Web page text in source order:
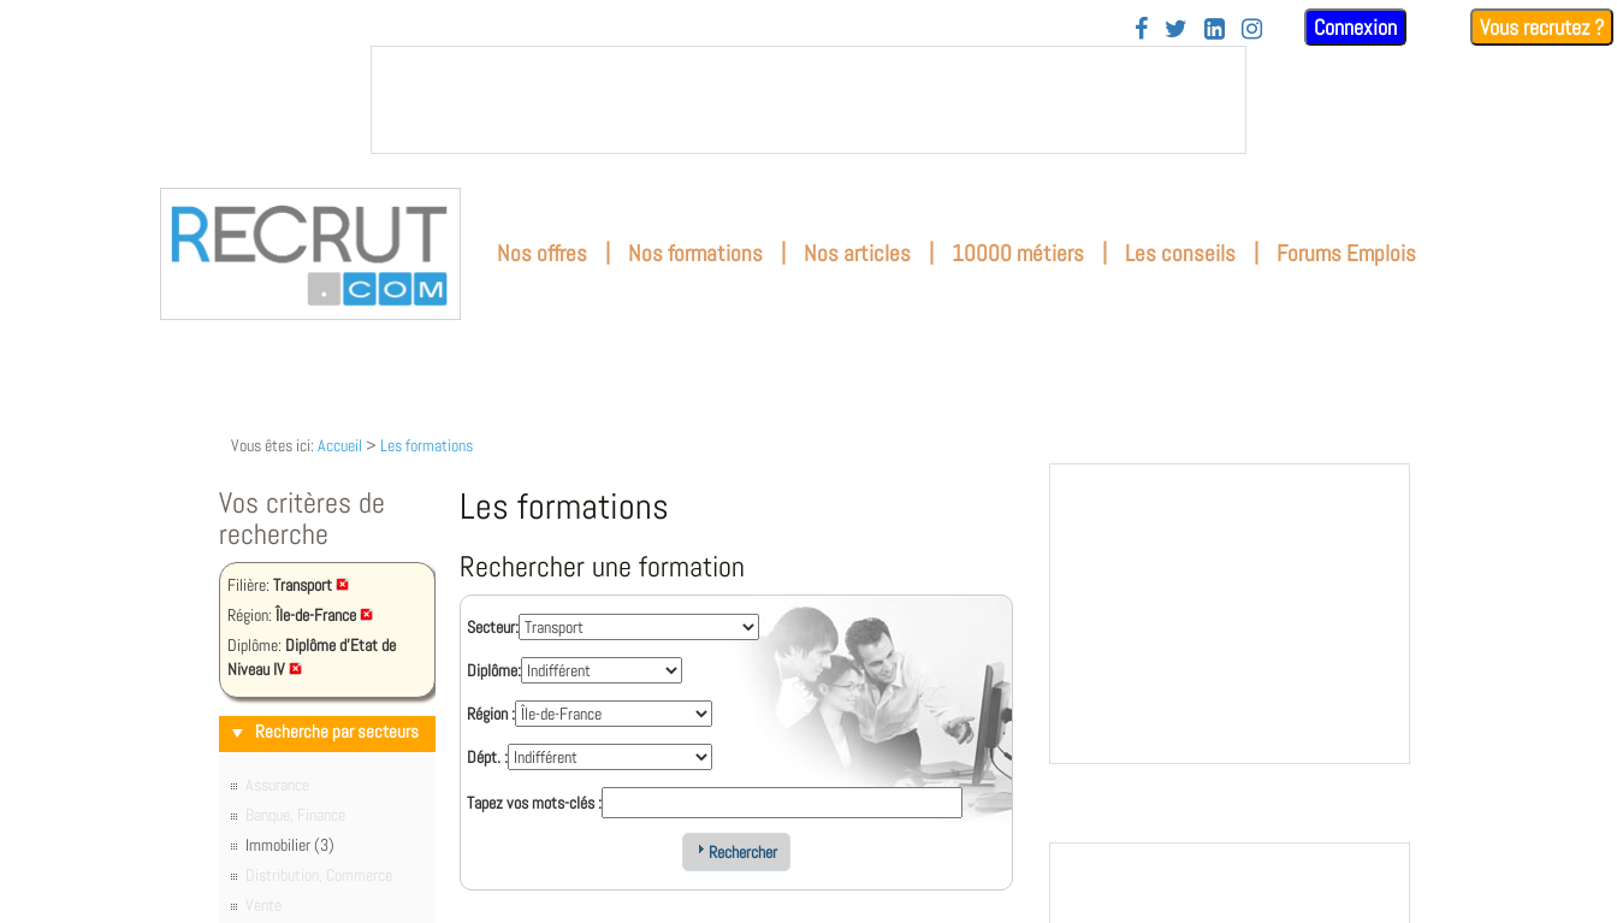
    Connexion Vous recrutez ?
Nos offres | Nos formations | Nos articles | 10000 métiers | Les conseils | Forums Emplois
Vous êtes ici: Accueil > Les formations
Vos critères de
recherche
Filière: Transport
Région:Île-de-France
Diplôme: Diplôme d'Etat de
Niveau IV
Recherche par secteurs
Assurance
Banque, Finance
Immobilier (3)
Distribution, Commerce
Vente
Les formations
Rechercher une formation
Secteur:
Diplôme:
Région :
Dépt. :
Tapez vos mots-clés :
Rechercher